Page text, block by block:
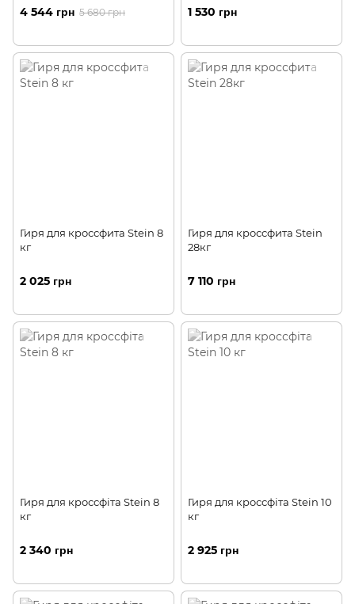
4 544 грн 5 680 грн 1 530 грн
Гиря для кроссфита Stein 8
кг
2 025 грн
Гиря для кроссфита Stein
28кг
7 110 грн
Гиря для кроссфіта Stein 8
кг
2 340 грн
Гиря для кроссфіта Stein 10
кг
2 925 грн